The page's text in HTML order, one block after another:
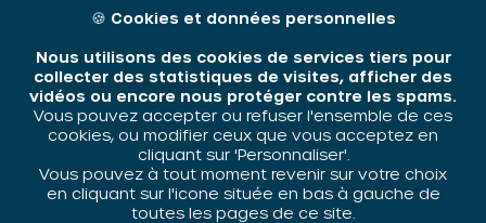
ACTUALITÉS SUR... L'INTÉGRATION, LA PROMOTION DE L'ÉGALITÉ
ET LA VILLE, PDF ,ARTICLES ET RESSOURCES
23 JUIN 2004
🍪 Cookies et données personnelles
Nous utilisons des cookies de services tiers pour
collecter des statistiques de visites, afficher des
vidéos ou encore nous protéger contre les spams.
Vous pouvez accepter ou refuser l'ensemble de ces
cookies, ou modifier ceux que vous acceptez en
cliquant sur 'Personnaliser'.
Vous pouvez à tout moment revenir sur votre choix
en cliquant sur l'icone située en bas à gauche de
toutes les pages de ce site.